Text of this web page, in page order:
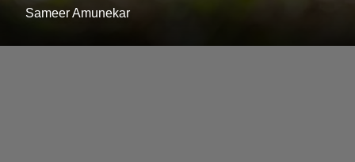
Sameer Amunekar